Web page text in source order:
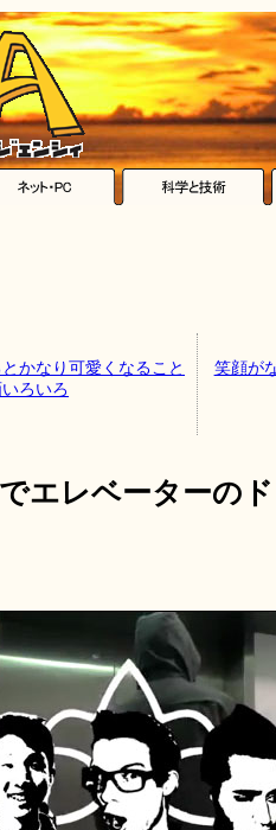
かなり可愛くなること
ろいろ
笑顔が
でエレベーター